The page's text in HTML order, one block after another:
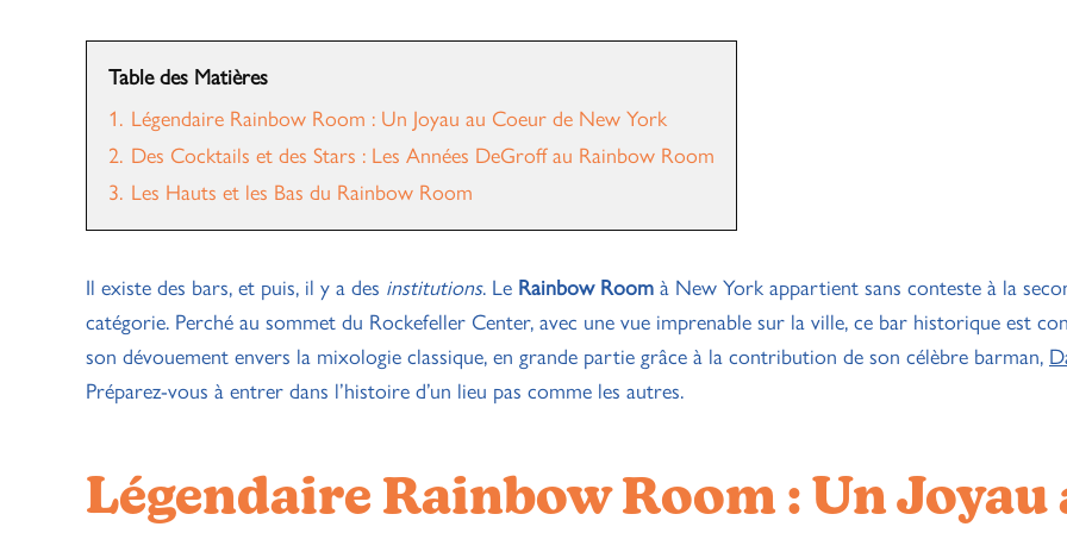
Table des Matières
1. Légendaire Rainbow Room : Un Joyau au Coeur de New York
2. Des Cocktails et des Stars : Les Années DeGroff au Rainbow Room
3. Les Hauts et les Bas du Rainbow Room
Il existe des bars, et puis, il y a des institutions. Le Rainbow Room à New York appartient sans conteste à la
catégorie. Perché au sommet du Rockefeller Center, avec une vue imprenable sur la ville, ce bar historique est
son dévouement envers la mixologie classique, en grande partie grâce à la contribution de son célèbre barman,
Préparez-vous à entrer dans l’histoire d’un lieu pas comme les autres.
Légendaire Rainbow Room : Un Joyau